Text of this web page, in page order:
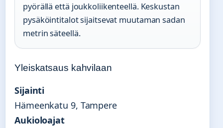
pyörällä että joukkoliikenteellä. Keskustan
pysäköintitalot sijaitsevat muutaman sadan
metrin säteellä.
Yleiskatsaus kahvilaan
Sijainti
Hämeenkatu 9, Tampere
Aukioloajat